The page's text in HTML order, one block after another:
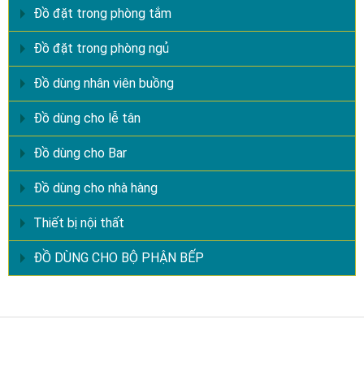
Đồ đặt trong phòng tắm
Đồ đặt trong phòng ngủ
Đồ dùng nhân viên buồng
Đồ dùng cho lễ tân
Đồ dùng cho Bar
Đồ dùng cho nhà hàng
Thiết bị nội thất
ĐỒ DÙNG CHO BỘ PHẬN BẾP